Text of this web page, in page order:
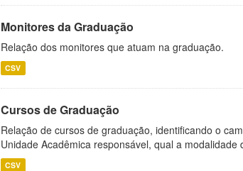
Monitores da Graduação
Relação dos monitores que atuam na graduação.
CSV
Cursos de Graduação
Relação de cursos de graduação, identificando o
Unidade Acadêmica responsável, qual a modalidade
CSV